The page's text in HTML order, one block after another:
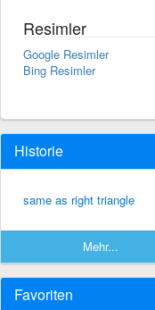
Resimler
Google Resimler
Bing Resimler
Historie
same as right triangle
Mehr...
Favoriten